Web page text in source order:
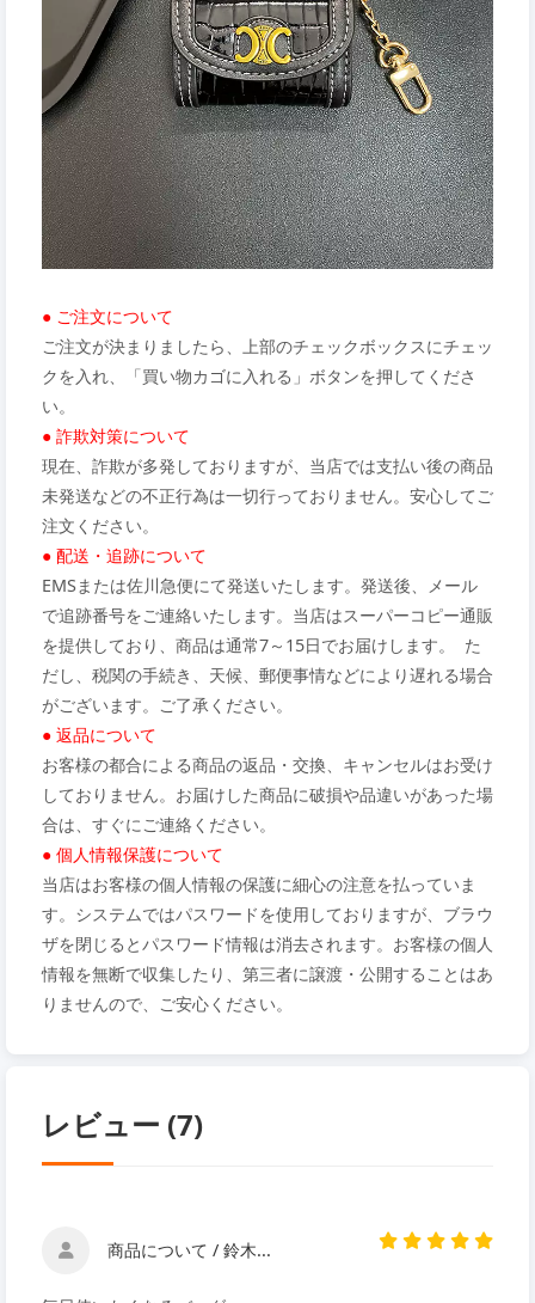
● ご注文について
ご注文が決まりましたら、上部のチェックボックスにチェッ
クを入れ、「買い物カゴに入れる」ボタンを押してくださ
い。
● 詐欺対策について
現在、詐欺が多発しておりますが、当店では支払い後の商品
未発送などの不正行為は一切行っておりません。安心してご
注文ください。
● 配送・追跡について
EMSまたは佐川急便にて発送いたします。発送後、メール
で追跡番号をご連絡いたします。当店はスーパーコピー通販
を提供しており、商品は通常7～15日でお届けします。 た
だし、税関の手続き、天候、郵便事情などにより遅れる場合
がございます。ご了承ください。
● 返品について
お客様の都合による商品の返品・交換、キャンセルはお受け
しておりません。お届けした商品に破損や品違いがあった場
合は、すぐにご連絡ください。
● 個人情報保護について
当店はお客様の個人情報の保護に細心の注意を払っていま
す。システムではパスワードを使用しておりますが、ブラウ
ザを閉じるとパスワード情報は消去されます。お客様の個人
情報を無断で収集したり、第三者に譲渡・公開することはあ
りませんので、ご安心ください。
レビュー (7)
商品について / 鈴木...